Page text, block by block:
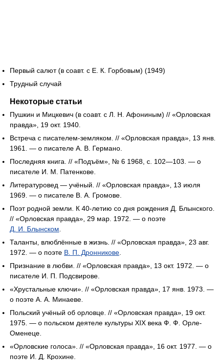
Первый салют (в соавт. с Е. К. Горбовым) (1949)
Трудный случай
Некоторые статьи
Пушкин и Мицкевич (в соавт. с Л. Н. Афониным) // «Орловская
правда», 19 окт. 1940.
Встреча с писателем-земляком. // «Орловская правда», 13 янв.
1961. — о писателе А. В. Германо.
Последняя книга. // «Подъём», № 6 1968, с. 102—103. — о
писателе И. М. Патенкове.
Литературовед — учёный. // «Орловская правда», 13 июля
1969. — о писателе В. А. Громове.
Поэт родной земли. К 40-летию со дня рождения Д. Блынского.
// «Орловская правда», 29 мар. 1972. — о поэте
Д. И. Блынском
Таланты, влюблённые в жизнь. // «Орловская правда», 23 авг.
1972. — о поэте В. П. Дронникове
Признание в любви. // «Орловская правда», 13 окт. 1972. — о
писателе И. П. Подсвирове.
«Хрустальные ключи». // «Орловская правда», 17 янв. 1973. —
о поэте А. А. Минаеве.
Польский учёный об орловце. // «Орловская правда», 19 окт.
1975. — о польском деятеле культуры XIX века Ф. Ф. Орле-
Оменеце.
«Орловские голоса». // «Орловская правда», 16 окт. 1977. — о
поэте И. Д. Крохине.